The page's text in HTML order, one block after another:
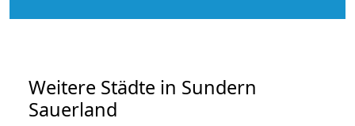
Weitere Städte in Sundern
Sauerland